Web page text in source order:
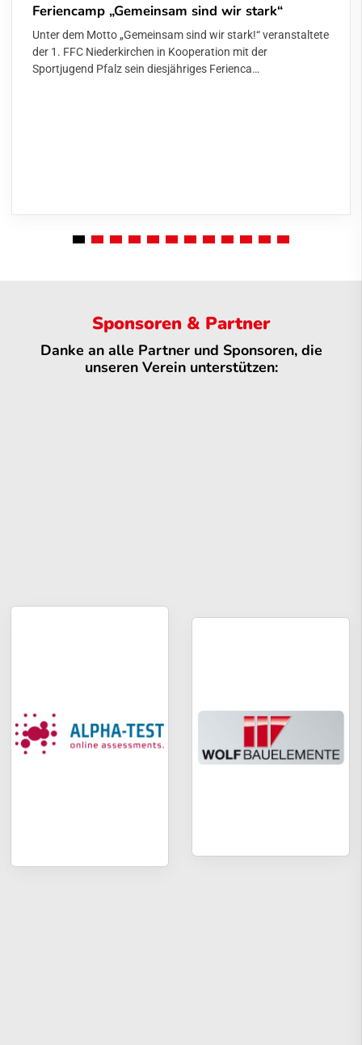
Feriencamp „Gemeinsam sind wir stark“
Unter dem Motto „Gemeinsam sind wir stark!“ veranstaltete
der 1. FFC Niederkirchen in Kooperation mit der
Sportjugend Pfalz sein diesjähriges Ferienca…
Sponsoren & Partner
Danke an alle Partner und Sponsoren, die
unseren Verein unterstützen: